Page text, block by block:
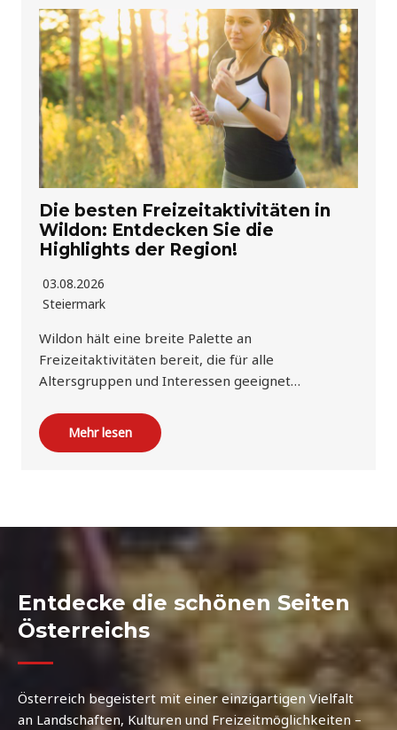
Die besten Freizeitaktivitäten in
Wildon: Entdecken Sie die
Highlights der Region!
03.08.2026
Steiermark
Wildon hält eine breite Palette an
Freizeitaktivitäten bereit, die für alle
Altersgruppen und Interessen geeignet…
Mehr lesen
Entdecke die schönen Seiten
Österreichs
Österreich begeistert mit einer einzigartigen Vielfalt
an Landschaften, Kulturen und Freizeitmöglichkeiten –